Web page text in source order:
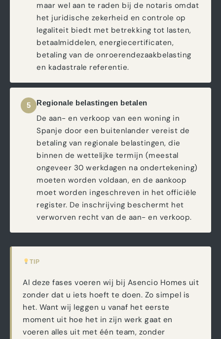
maar wel aan te raden bij de notaris omdat
het juridische zekerheid en controle op
legaliteit biedt met betrekking tot lasten,
betaalmiddelen, energiecertificaten,
betaling van de onroerendezaakbelasting
en kadastrale referentie.
5 Regionale belastingen betalen
De aan- en verkoop van een woning in
Spanje door een buitenlander vereist de
betaling van regionale belastingen, die
binnen de wettelijke termijn (meestal
ongeveer 30 werkdagen na ondertekening)
moeten worden voldaan, en de aankoop
moet worden ingeschreven in het officiële
register. De inschrijving beschermt het
verworven recht van de aan- en verkoop.
TIP
Al deze fases voeren wij bij Asencio Homes uit
zonder dat u iets hoeft te doen. Zo simpel is
het. Want wij leggen u vanaf het eerste
moment uit hoe het in zijn werk gaat en
voeren alles uit met één team, zonder